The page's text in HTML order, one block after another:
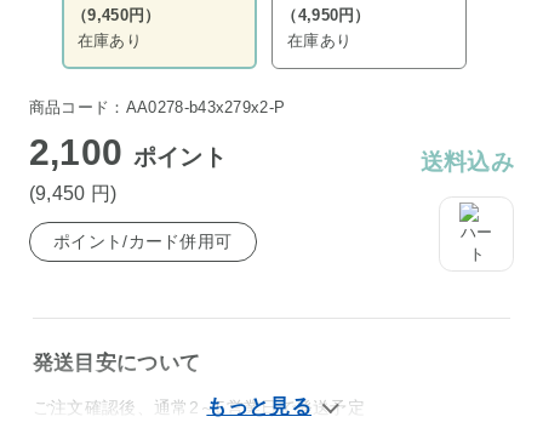
（9,450円）
在庫あり
（4,950円）
在庫あり
商品コード：AA0278-b43x279x2-P
2,100 ポイント
(9,450 円)
送料込み
ポイント/カード併用可
発送目安について
ご注文確認後、通常2～5営業日で発送予定